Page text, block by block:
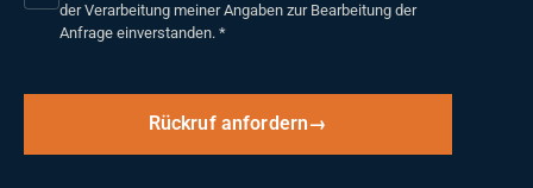
der Verarbeitung meiner Angaben zur Bearbeitung der
Anfrage einverstanden. *
Rückruf anfordern